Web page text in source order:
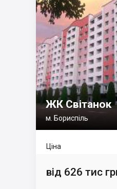
ЖК Світанок
м. Бориспіль
Ціна
від 626 тис